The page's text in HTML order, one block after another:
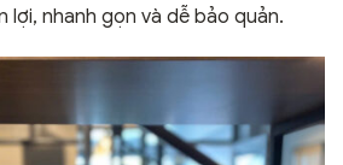
lợi, nhanh gọn và dễ bảo quản.